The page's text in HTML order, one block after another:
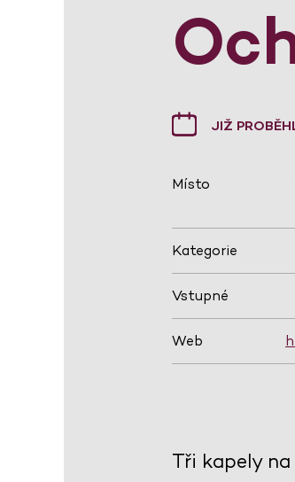
JIŽ
Místo
Kategorie
Vstupné
Web
Tři kapely